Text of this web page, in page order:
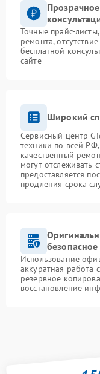
Точные прайс-
ремонта,
бесплатной
сайте
Широкий
Сервисный центр
техники по всей
качественный
могут отслеживать
предоставляется
продления срока
Использование
аккуратная работа
резервное
восстановление